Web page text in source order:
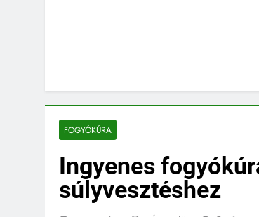
FOGYÓKÚRA
Ingyenes
súlyvesztéshez